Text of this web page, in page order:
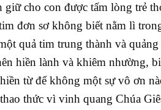
cho con được tấm lòng trẻ
đơn sơ không biết nằm lì
quả tim trung thành và
hiền lành và khiêm nhường,
từ để không một sự vô ơn
thức vì vinh quang Chúa